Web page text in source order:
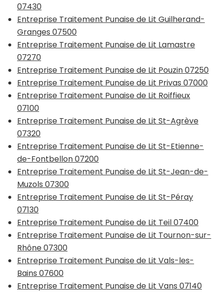
07430
Entreprise Traitement Punaise de Lit Guilherand-
Granges 07500
Entreprise Traitement Punaise de Lit Lamastre
07270
Entreprise Traitement Punaise de Lit Pouzin 07250
Entreprise Traitement Punaise de Lit Privas 07000
Entreprise Traitement Punaise de Lit Roiffieux
07100
Entreprise Traitement Punaise de Lit St-Agrève
07320
Entreprise Traitement Punaise de Lit St-Etienne-
de-Fontbellon 07200
Entreprise Traitement Punaise de Lit St-Jean-de-
Muzols 07300
Entreprise Traitement Punaise de Lit St-Péray
07130
Entreprise Traitement Punaise de Lit Teil 07400
Entreprise Traitement Punaise de Lit Tournon-sur-
Rhône 07300
Entreprise Traitement Punaise de Lit Vals-les-
Bains 07600
Entreprise Traitement Punaise de Lit Vans 07140